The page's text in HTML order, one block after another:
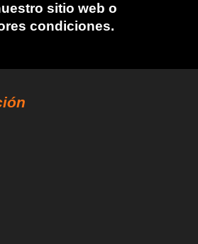
sitio web o
condiciones.